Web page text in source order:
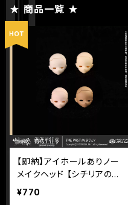
★ 商品一覧 ★
【即納】アイホールありノー
メイクヘッド 【シチリアの追
憶】シリーズ MJD ブライン
¥770